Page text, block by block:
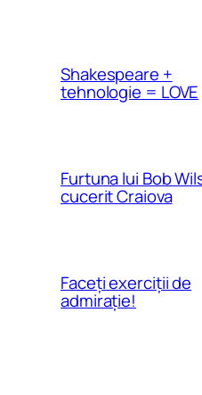
Shakespeare +
tehnologie = LOVE
Furtuna lui Bob
cucerit Craiova
Faceți exerciții de
admirație!